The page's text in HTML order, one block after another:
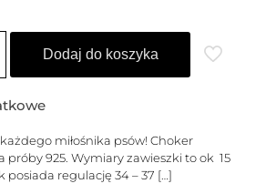
Dodaj do koszyka
miłośnika psów! Choker
próby 925. Wymiary zawieszki to ok 15
posiada regulację 34 – 37 […]